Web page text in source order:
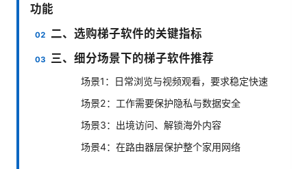
功能
二、选购梯子软件的关键指标
三、细分场景下的梯子软件推荐
场景1：日常浏览与视频观看，要求稳定快速
场景2：工作需要保护隐私与数据安全
场景3：出境访问、解锁海外内容
场景4：在路由器层保护整个家用网络